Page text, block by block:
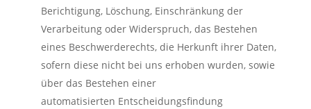
Berichtigung, Löschung, Einschränkung der
Verarbeitung oder Widerspruch, das Bestehen
eines Beschwerderechts, die Herkunft ihrer Daten,
sofern diese nicht bei uns erhoben wurden, sowie
über das Bestehen einer
automatisierten Entscheidungsfindung